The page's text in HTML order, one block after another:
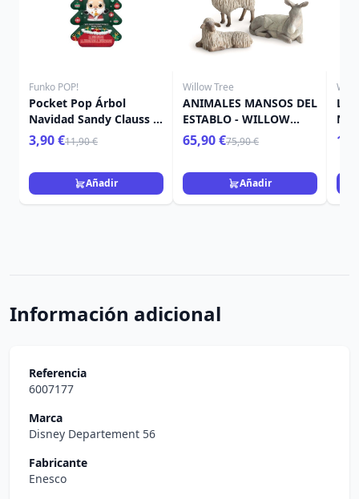
Funko POP!
Pocket Pop Árbol
Navidad Sandy Clauss -
Disney Pesadilla antes
Navidad
3,90 €11,90 €
Añadir
Willow Tree
ANIMALES MANSOS DEL
ESTABLO - WILLOW
TREE
65,90 €75,90 €
Añadir
LA
Información adicional
Referencia
6007177
Marca
Disney Departement 56
Fabricante
Enesco